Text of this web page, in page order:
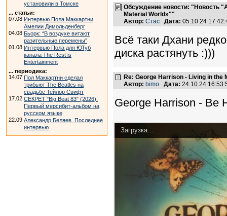
установили в Томске
... статьи:
07.08 Интервью Пола Маккартни
Амелии Димольденберг
04.08 Бьорк: “В воздухе витают
разительные перемены”
01.08 Интервью Пола для ЮТуб
канала The Rest is
Entertainment
... периодика:
14.07 Пол Маккартни сделал
трибьют The Beatles на
свадьбе Тейлор Свифт
17.02 СЕКРЕТ "Big Beat 83" (2026).
Первый мерсибит-альбом на
русском языке
22.09 Александр Беляев. Последнее
интервью
Обсуждение новости: "Новость
Material World»""
Автор: Стас Дата: 05.10.24
Всё таки Дхани
диска растянуть :)))
Re: George Harrison - Living in the
Автор: bimo Дата: 24.10.24
George Harrison - Be
Загрузка...